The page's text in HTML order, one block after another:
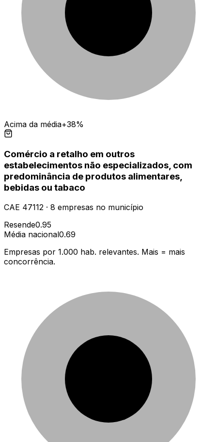
Acima da média+38%
Comércio a retalho em outros
estabelecimentos não especializados, com
predominância de produtos alimentares,
bebidas ou tabaco
CAE 47112 · 8 empresas no município
Resende0.95
Média nacional0.69
Empresas por 1.000 hab. relevantes. Mais = mais
concorrência.